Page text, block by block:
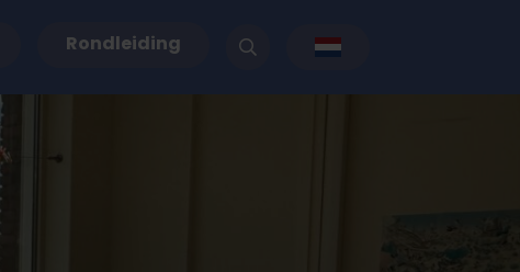
Rondleiding